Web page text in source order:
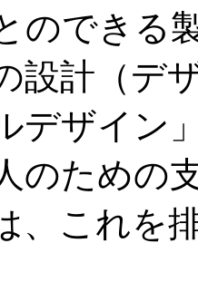
のできる
設計（デ
デザイン
のための
、これを